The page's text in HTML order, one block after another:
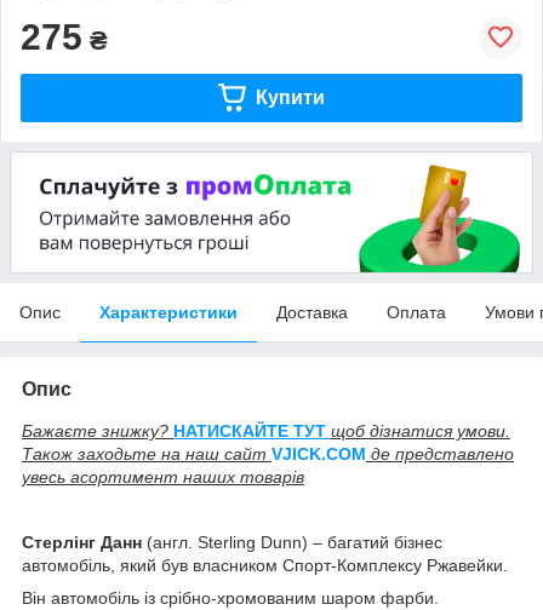
275 ₴
Купити
Опис Характеристики Доставка Оплата Умови
Опис
Бажаєте знижку? НАТИСКАЙТЕ ТУТ щоб дізнатися умови.
Також заходьте на наш сайт VJICK.COM де представлено
увесь асортимент наших товарів
Стерлінг Данн (англ. Sterling Dunn) – багатий бізнес
автомобіль, який був власником Спорт-Комплексу Ржавейки.
Він автомобіль із срібно-хромованим шаром фарби.